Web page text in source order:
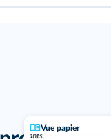
Vue papier